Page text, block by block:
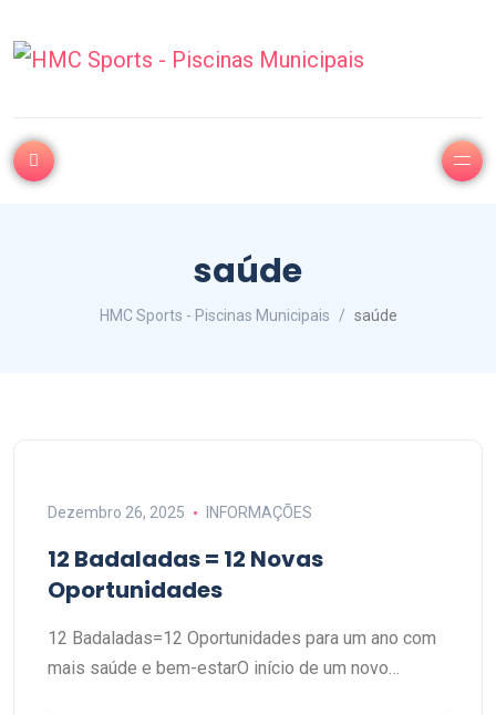
saúde
HMC Sports - Piscinas Municipais saúde
Dezembro 26, 2025 INFORMAÇÕES
12 Badaladas = 12 Novas
Oportunidades
12 Badaladas=12 Oportunidades para um ano com
mais saúde e bem-estarO início de um novo…